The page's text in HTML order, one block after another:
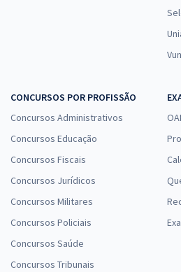
ou R$ 189,80 à
Comprar
PGDF - Procuradoria-Geral do Distrito
para o Cargo de Analista Jurídico -
ou R$ 179,90 à
CONCURSOS POR PROFISSÃO
Concursos Administrativos
Concursos Educação
Concursos Fiscais
Concursos Jurídicos
Concursos Militares
Concursos Policiais
Concursos Saúde
Concursos Tribunais